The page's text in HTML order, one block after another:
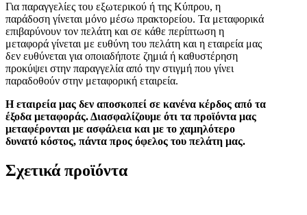
Για παραγγελίες του εξωτερικού ή της Κύπρου, η
παράδοση γίνεται μόνο μέσω πρακτορείου. Τα μεταφορικά
επιβαρύνουν τον πελάτη και σε κάθε περίπτωση η
μεταφορά γίνεται με ευθύνη του πελάτη και η εταιρεία μας
δεν ευθύνεται για οποιαδήποτε ζημιά ή καθυστέρηση
προκύψει στην παραγγελία από την στιγμή που γίνει
παραδοθούν στην μεταφορική εταιρεία.
Η εταιρεία μας δεν αποσκοπεί σε κανένα κέρδος από τα
έξοδα μεταφοράς. Διασφαλίζουμε ότι τα προϊόντα μας
μεταφέρονται με ασφάλεια και με το χαμηλότερο
δυνατό κόστος, πάντα προς όφελος του πελάτη μας.
Σχετικά προϊόντα